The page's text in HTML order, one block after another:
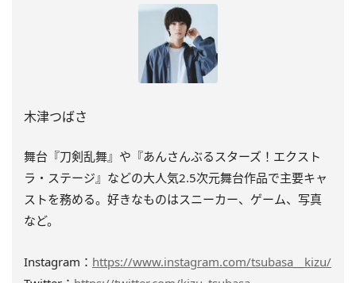
木津つばさ
舞台『刀剣乱舞』や『あんさんぶるスターズ！エクスト
ラ・ステージ』などの大人気2.5次元舞台作品で主要キャ
ストを務める。好きなものはスニーカー、ゲーム、写真
など。
Instagram： https://www.instagram.com/tsubasa__kizu/